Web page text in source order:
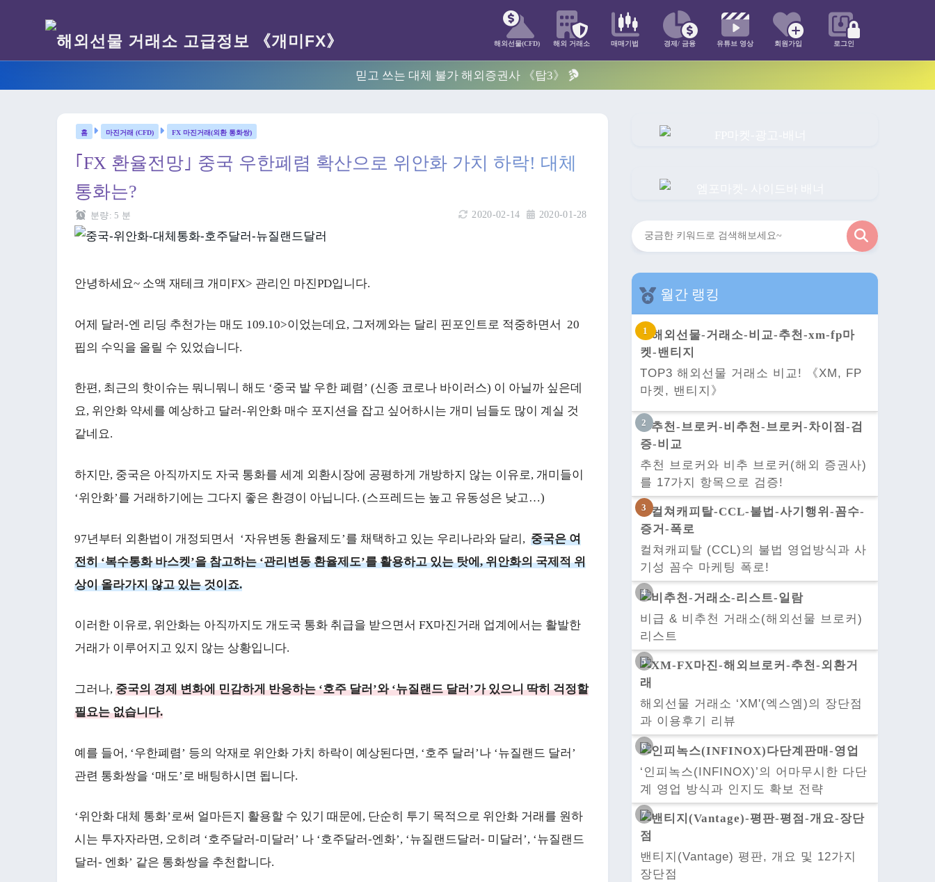
해외선물(CFD) 해외 거래소 매매기법 경제/ 금융 유튜브 영상 회원가입 로그인
믿고 쓰는 대체 불가 해외증권사 《탑3》
마진거래 (CFD) FX 마진거래(외환 통화쌍)
｢FX 환율전망｣ 중국 우한폐렴 확산으로 위안화 가치 하락! 대체
통화는?
2020-01-28
2020-02-14
분량: 5 분
안녕하세요~ 소액 재테크 개미FX> 관리인 마진PD입니다.
어제 달러-엔 리딩 추천가는 매도 109.10>이었는데요, 그저께와는 달리 핀포인트로 적중하면서 20
핍의 수익을 올릴 수 있었습니다.
한편, 최근의 핫이슈는 뭐니뭐니 해도 ‘중국 발 우한 폐렴’ (신종 코로나 바이러스) 이 아닐까 싶은데
요, 위안화 약세를 예상하고 달러-위안화 매수 포지션을 잡고 싶어하시는 개미 님들도 많이 계실 것
같네요.
하지만, 중국은 아직까지도 자국 통화를 세계 외환시장에 공평하게 개방하지 않는 이유로, 개미들이
‘위안화’를 거래하기에는 그다지 좋은 환경이 아닙니다. (스프레드는 높고 유동성은 낮고…)
97년부터 외환법이 개정되면서 ‘자유변동 환율제도’를 채택하고 있는 우리나라와 달리, 중국은 여
전히 ‘복수통화 바스켓’을 참고하는 ‘관리변동 환율제도’를 활용하고 있는 탓에, 위안화의 국제적 위
상이 올라가지 않고 있는 것이죠.
이러한 이유로, 위안화는 아직까지도 개도국 통화 취급을 받으면서 FX마진거래 업계에서는 활발한
거래가 이루어지고 있지 않는 상황입니다.
그러나, 중국의 경제 변화에 민감하게 반응하는 ‘호주 달러’와 ‘뉴질랜드 달러’가 있으니 딱히 걱정할
필요는 없습니다.
예를 들어, ‘우한폐렴’ 등의 악재로 위안화 가치 하락이 예상된다면, ‘호주 달러’나 ‘뉴질랜드 달러’
관련 통화쌍을 ‘매도’로 배팅하시면 됩니다.
‘위안화 대체 통화’로써 얼마든지 활용할 수 있기 때문에, 단순히 투기 목적으로 위안화 거래를 원하
시는 투자자라면, 오히려 ‘호주달러-미달러’ 나 ‘호주달러-엔화’, ‘뉴질랜드달러- 미달러’, ‘뉴질랜드
달러- 엔화’ 같은 통화쌍을 추천합니다.
검
월간 랭킹
TOP3 해외선물 거래소 비교! 《XM, FP
마켓, 밴티지》
추천 브로커와 비추 브로커(해외 증권사)
를 17가지 항목으로 검증!
컬쳐캐피탈 (CCL)의 불법 영업방식과 사
기성 꼼수 마케팅 폭로!
비급 & 비추천 거래소(해외선물 브로커)
리스트
해외선물 거래소 ‘XM'(엑스엠)의 장단점
과 이용후기 리뷰
‘인피녹스(INFINOX)’의 어마무시한 다단
계 영업 방식과 인지도 확보 전략
밴티지(Vantage) 평판, 개요 및 12가지
장단점